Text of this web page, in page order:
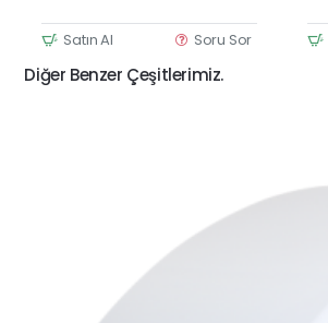
Satın Al Soru Sor
Diğer Benzer Çeşitlerimiz.